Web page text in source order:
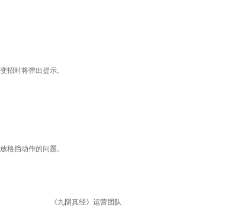
招时将弹出提示。
格挡动作的问题。
《九阴真经》运营团队